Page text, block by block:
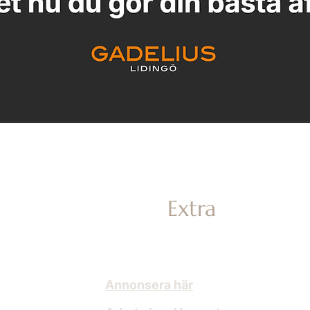
Extra
Annonsera här